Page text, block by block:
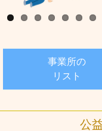
事業所の
リスト
公